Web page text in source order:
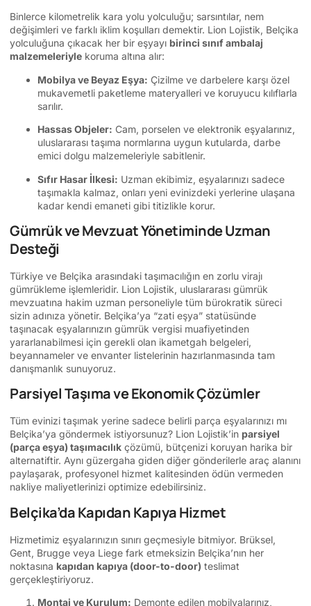
Binlerce kilometrelik kara yolu yolculuğu; sarsıntılar, nem
değişimleri ve farklı iklim koşulları demektir. Lion Lojistik, Belçika
yolculuğuna çıkacak her bir eşyayı birinci sınıf ambalaj
malzemeleriyle koruma altına alır:
Mobilya ve Beyaz Eşya: Çizilme ve darbelere karşı özel
mukavemetli paketleme materyalleri ve koruyucu kılıflarla
sarılır.
Hassas Objeler: Cam, porselen ve elektronik eşyalarınız,
uluslararası taşıma normlarına uygun kutularda, darbe
emici dolgu malzemeleriyle sabitlenir.
Sıfır Hasar İlkesi: Uzman ekibimiz, eşyalarınızı sadece
taşımakla kalmaz, onları yeni evinizdeki yerlerine ulaşana
kadar kendi emaneti gibi titizlikle korur.
Gümrük ve Mevzuat Yönetiminde Uzman
Desteği
Türkiye ve Belçika arasındaki taşımacılığın en zorlu virajı
gümrükleme işlemleridir. Lion Lojistik, uluslararası gümrük
mevzuatına hakim uzman personeliyle tüm bürokratik süreci
sizin adınıza yönetir. Belçika’ya “zati eşya” statüsünde
taşınacak eşyalarınızın gümrük vergisi muafiyetinden
yararlanabilmesi için gerekli olan ikametgah belgeleri,
beyannameler ve envanter listelerinin hazırlanmasında tam
danışmanlık sunuyoruz.
Parsiyel Taşıma ve Ekonomik Çözümler
Tüm evinizi taşımak yerine sadece belirli parça eşyalarınızı mı
Belçika’ya göndermek istiyorsunuz? Lion Lojistik’in parsiyel
(parça eşya) taşımacılık çözümü, bütçenizi koruyan harika bir
alternatiftir. Aynı güzergaha giden diğer gönderilerle araç alanını
paylaşarak, profesyonel hizmet kalitesinden ödün vermeden
nakliye maliyetlerinizi optimize edebilirsiniz.
Belçika’da Kapıdan Kapıya Hizmet
Hizmetimiz eşyalarınızın sınırı geçmesiyle bitmiyor. Brüksel,
Gent, Brugge veya Liege fark etmeksizin Belçika’nın her
noktasına kapıdan kapıya (door-to-door) teslimat
gerçekleştiriyoruz.
Montaj ve Kurulum: Demonte edilen mobilyalarınız,